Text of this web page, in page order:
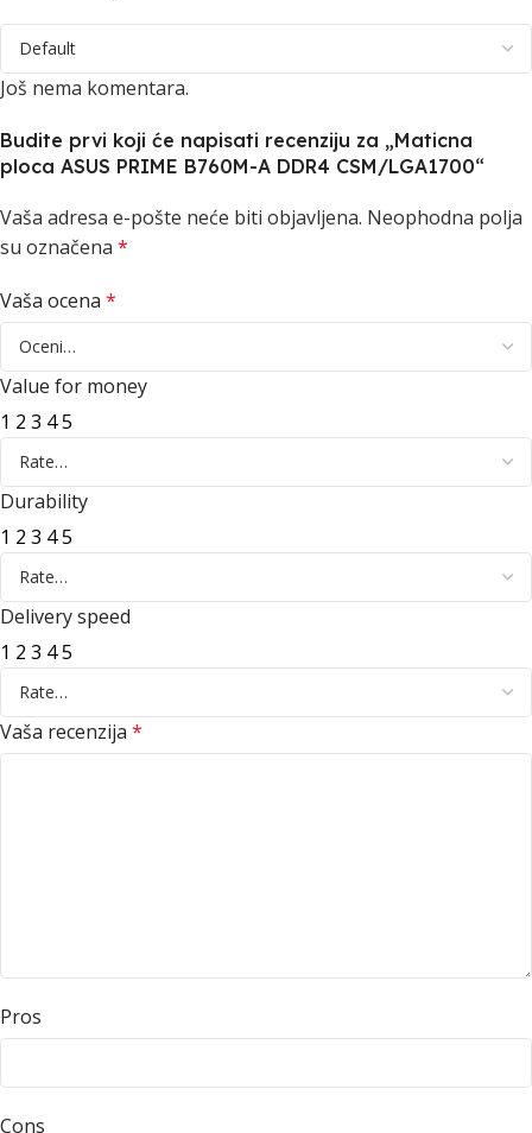
Još nema komentara.
Budite prvi koji će napisati recenziju za „Maticna
ploca ASUS PRIME B760M-A DDR4 CSM/LGA1700“
Vaša adresa e-pošte neće biti objavljena. Neophodna polja
su označena *
Vaša ocena *
Value for money
1 2 3 45
Durability
1 2 3 45
Delivery speed
1 2 3 45
Vaša recenzija *
Pros
Cons